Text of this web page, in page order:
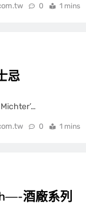
0 1 mins
忌
0 1 mins
酒廠系列